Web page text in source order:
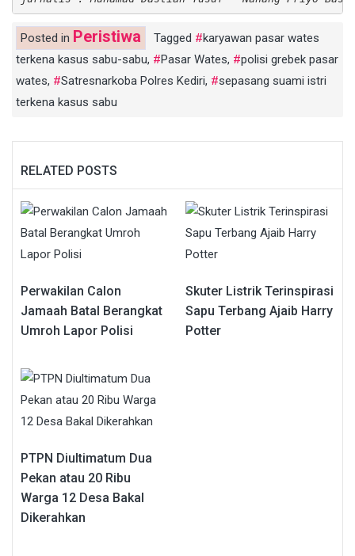
Posted in Peristiwa Tagged
karyawan pasar wates
terkena kasus sabu-sabu, Pasar Wates,
polisi grebek pasar
wates, Satresnarkoba Polres Kediri,
sepasang suami istri
terkena kasus sabu
RELATED POSTS
Perwakilan Calon
Jamaah Batal Berangkat
Umroh Lapor Polisi
Skuter Listrik Terinspirasi
Sapu Terbang Ajaib Harry
Potter
PTPN Diultimatum Dua
Pekan atau 20 Ribu
Warga 12 Desa Bakal
Dikerahkan